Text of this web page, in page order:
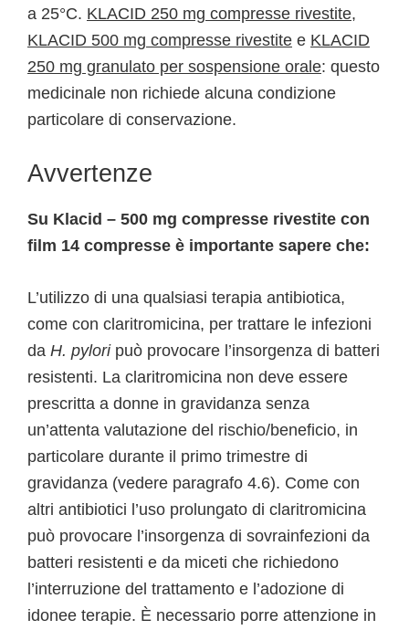
a 25°C. KLACID 250 mg compresse rivestite,
KLACID 500 mg compresse rivestite e KLACID
250 mg granulato per sospensione orale: questo
medicinale non richiede alcuna condizione
particolare di conservazione.
Avvertenze
Su Klacid – 500 mg compresse rivestite con
film 14 compresse è importante sapere che:
L’utilizzo di una qualsiasi terapia antibiotica,
come con claritromicina, per trattare le infezioni
da H. pyloripuò provocare l’insorgenza di batteri
resistenti. La claritromicina non deve essere
prescritta a donne in gravidanza senza
un’attenta valutazione del rischio/beneficio, in
particolare durante il primo trimestre di
gravidanza (vedere paragrafo 4.6). Come con
altri antibiotici l’uso prolungato di claritromicina
può provocare l’insorgenza di sovrainfezioni da
batteri resistenti e da miceti che richiedono
l’interruzione del trattamento e l’adozione di
idonee terapie. È necessario porre attenzione in